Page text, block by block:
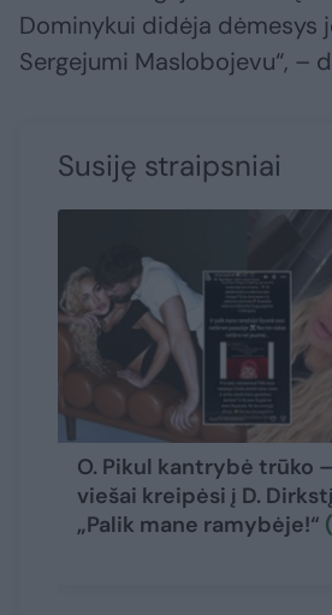
Dominykui didėja dėmesys
Sergejumi Maslobojevu“, –
Susiję straipsniai
O. Pikul kantrybė trūko –
viešai kreipėsi į D.
„Palik mane ramybėje!“